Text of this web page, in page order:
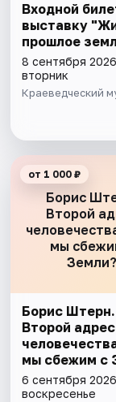
Входной
выставку
прошлое
8 сентября 2026
вторник
Краеведческий
Борис
Второй
мы
Земли?
от 1 000 ₽
Борис Штерн.
Второй адрес
мы сбежим с
6 сентября 2026
воскресенье